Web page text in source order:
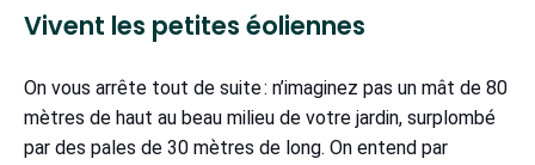
Vivent les petites éoliennes
On vous arrête tout de suite : n’imaginez pas un mât de 80
mètres de haut au beau milieu de votre jardin, surplombé
par des pales de 30 mètres de long. On entend par